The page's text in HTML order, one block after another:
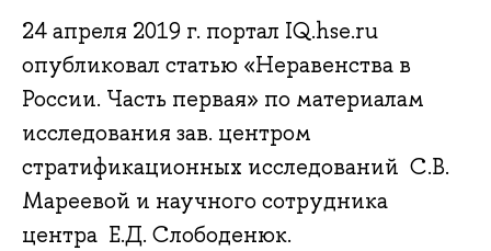
24 апреля 2019 г. портал IQ.hse.ru
опубликовал статью «Неравенства в
России. Часть первая» по материалам
исследования зав. центром
стратификационных исследований С.В.
Мареевой и научного сотрудника
центра Е.Д. Слободенюк.